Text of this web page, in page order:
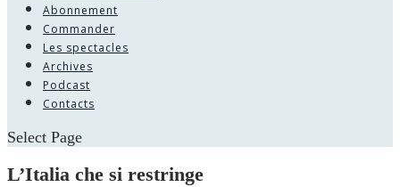
Abonnement
Commander
Les spectacles
Archives
Podcast
Contacts
Select Page
L’Italia che si restringe